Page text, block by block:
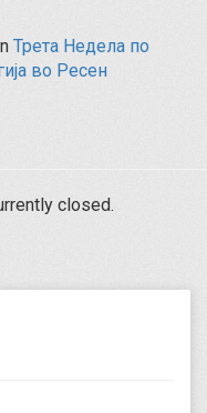
Трета Недела по
во Ресен
closed.